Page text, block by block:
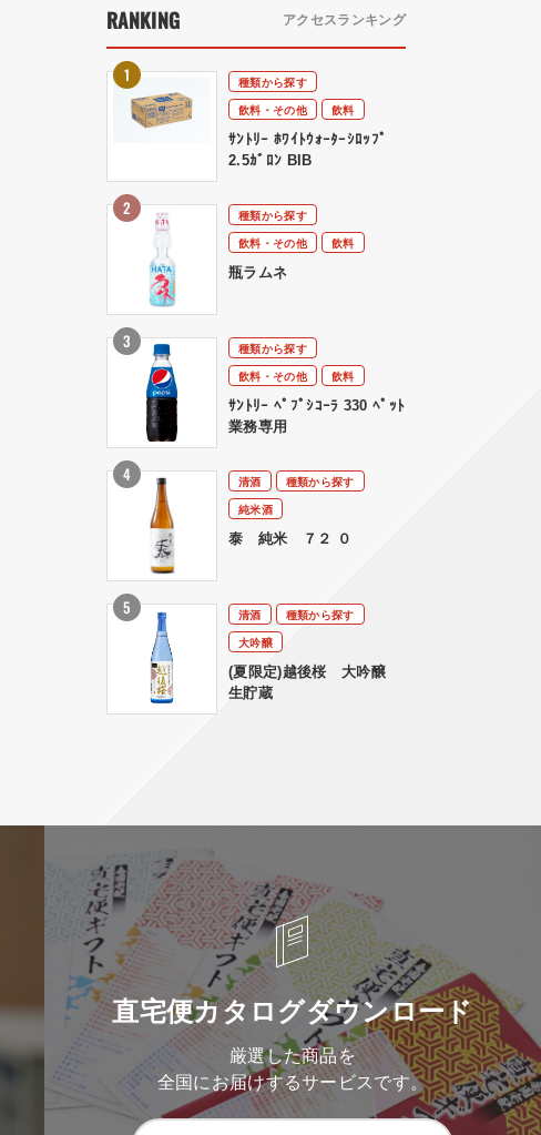
RANKING アクセスランキング
種類から探す
飲料・その他
飲料
ｻﾝﾄﾘｰ ﾎﾜｲﾄｳｫｰﾀｰｼﾛｯﾌﾟ
2.5ｶﾞﾛﾝ BIB
種類から探す
飲料・その他
飲料
瓶ラムネ
種類から探す
飲料・その他
飲料
ｻﾝﾄﾘｰ ﾍﾟﾌﾟｼｺｰﾗ 330 ﾍﾟｯﾄ
業務専用
清酒
種類から探す
純米酒
泰 純米 ７２ ０
清酒
種類から探す
大吟醸
(夏限定)越後桜 大吟醸
生貯蔵
直宅便カタログダウンロード
厳選した商品を
全国にお届けするサービスです。